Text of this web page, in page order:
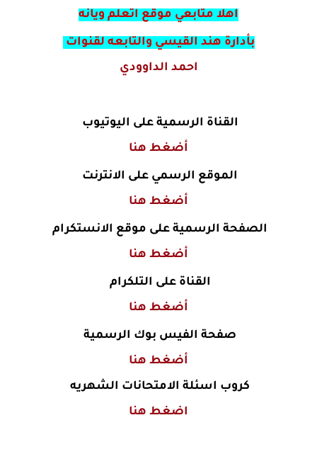
اهلا متابعي موقع اتعلم ويانه
بأدارة هند القيسي والتابعه لقنوات
احمد الداوودي
القناة الرسمية على اليوتيوب
أضغط هنا
الموقع الرسمي على الانترنت
أضغط هنا
الصفحة الرسمية على موقع الانستكرام
أضغط هنا
القناة على التلكرام
أضغط هنا
صفحة الفيس بوك الرسمية
أضغط هنا
كروب اسئلة الامتحانات الشهريه
اضغط هنا